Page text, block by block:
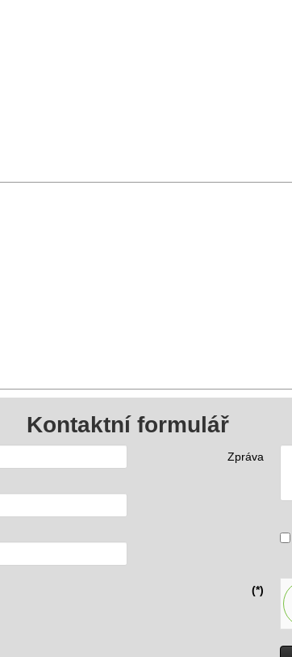
Kontaktní formulář
Zpráva
(*)